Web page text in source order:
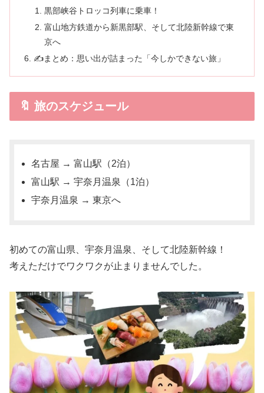
黒部峡谷トロッコ列車に乗車！
富山地方鉄道から新黒部駅、そして北陸新幹線で東
京へ
✍️まとめ：思い出が詰まった「今しかできない旅」
🔖 旅のスケジュール
名古屋 → 富山駅（2泊）
富山駅 → 宇奈月温泉（1泊）
宇奈月温泉 → 東京へ
初めての富山県、宇奈月温泉、そして北陸新幹線！
考えただけでワクワクが止まりませんでした。